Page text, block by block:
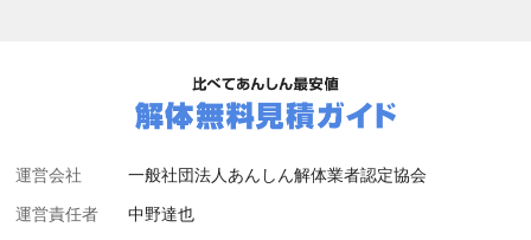
運営会社
一般社団法人あんしん解体業者認定協会
運営責任者
中野達也